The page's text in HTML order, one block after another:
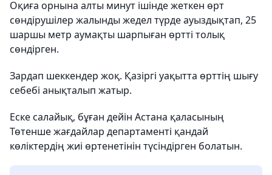
Оқиға орнына алты минут ішінде жеткен өрт
сөндірушілер жалынды жедел түрде ауыздықтап, 25
шаршы метр аумақты шарпыған өртті толық
сөндірген.
Зардап шеккендер жоқ. Қазіргі уақытта өрттің шығу
себебі анықталып жатыр.
Еске салайық, бұған дейін Астана қаласының
Төтенше жағдайлар департаменті қандай
көліктердің жиі өртенетінін түсіндірген болатын.